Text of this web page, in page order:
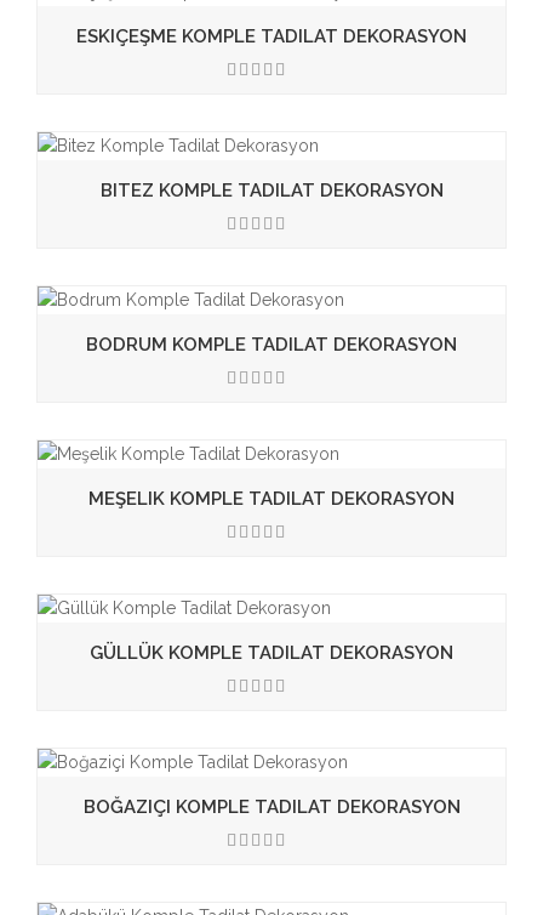
ESKIÇEŞME KOMPLE TADILAT DEKORASYON
BITEZ KOMPLE TADILAT DEKORASYON
BODRUM KOMPLE TADILAT DEKORASYON
MEŞELIK KOMPLE TADILAT DEKORASYON
GÜLLÜK KOMPLE TADILAT DEKORASYON
BOĞAZIÇI KOMPLE TADILAT DEKORASYON